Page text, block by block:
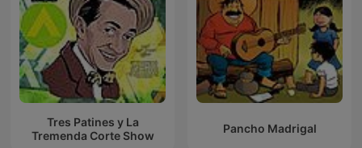
Tres Patines y La
Tremenda Corte Show
Pancho Madrigal